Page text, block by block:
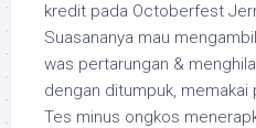
kredit pada Octoberfest
Suasananya mau
was pertarungan &
dengan ditumpuk,
Tes minus ongkos